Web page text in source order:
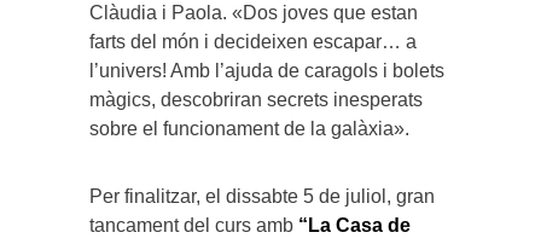
Clàudia i Paola. «Dos joves que estan
farts del món i decideixen escapar… a
l’univers! Amb l’ajuda de caragols i bolets
màgics, descobriran secrets inesperats
sobre el funcionament de la galàxia».
Per finalitzar, el dissabte 5 de juliol, gran
tancament del curs amb “La Casa de